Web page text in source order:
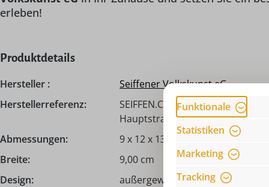
erleben!
Produktdetails
Hersteller :
Seiffener Volkskunst eG
Herstellerreferenz:
SEIFFEN.COM by Nestler GmbH,
Hauptstraße 132, 09548 Seiffen,
Abmessungen:
9 x 12 x 13 cm
Breite:
9,00 cm
Design:
außergewöhnlich, cool & lustig,
Funktionale
Statistiken
Marketing
Tracking